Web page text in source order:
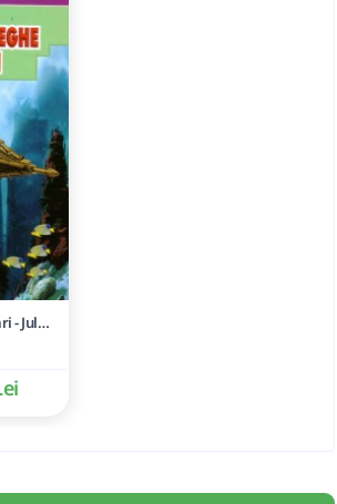
20000 de leghe sub mari - Jules Verne